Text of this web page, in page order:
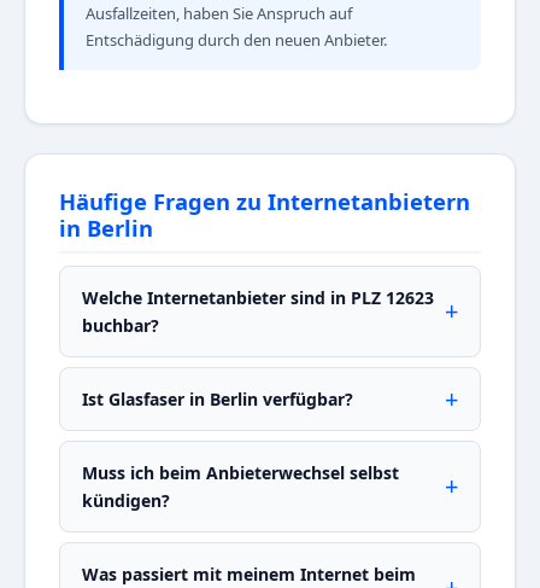
Ausfallzeiten, haben Sie Anspruch auf
Entschädigung durch den neuen Anbieter.
Häufige Fragen zu Internetanbietern
in Berlin
Welche Internetanbieter sind in PLZ 12623
buchbar?
Ist Glasfaser in Berlin verfügbar?
Muss ich beim Anbieterwechsel selbst
kündigen?
Was passiert mit meinem Internet beim